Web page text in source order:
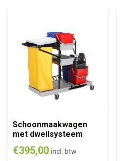
Schoonmaakwagen
met dweilsysteem
€395,00 incl. btw